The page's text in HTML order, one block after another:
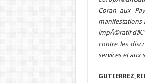
Coran aux
manifestations
impÃ©ratif
contre les
services et aux